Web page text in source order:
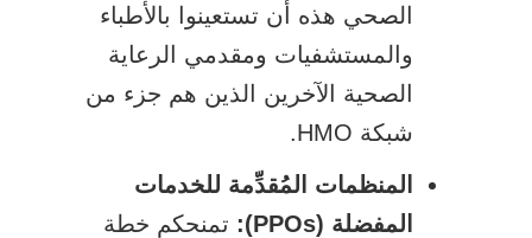
الصحي هذه أن تستعينوا بالأطباء
والمستشفيات ومقدمي الرعاية
الصحية الآخرين الذين هم جزء من
شبكة HMO.
المنظمات المُقدِّمة للخدمات
المفضلة (PPOs):
تمنحكم خطة